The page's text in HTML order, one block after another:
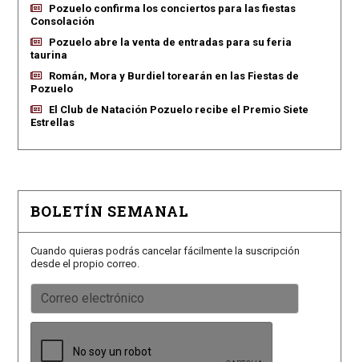
Pozuelo confirma los conciertos para las fiestas
Consolación
Pozuelo abre la venta de entradas para su feria
taurina
Román, Mora y Burdiel torearán en las Fiestas de
Pozuelo
El Club de Natación Pozuelo recibe el Premio Siete
Estrellas
BOLETÍN SEMANAL
Cuando quieras podrás cancelar fácilmente la suscripción
desde el propio correo.